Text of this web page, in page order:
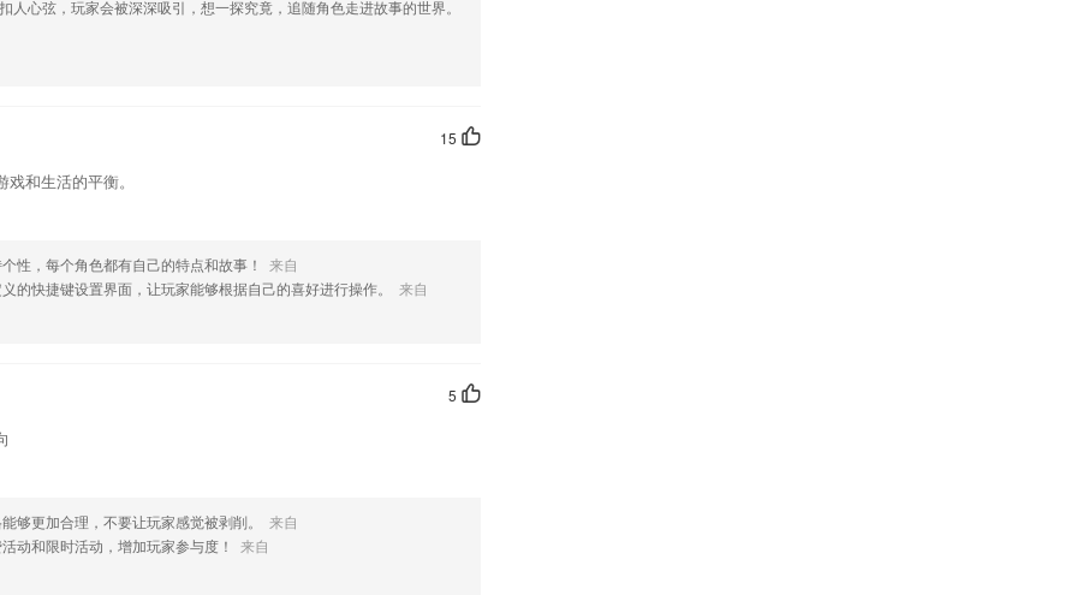
人心弦，玩家会被深深吸引，想一探究竟，追随角色走进故事的世界。
15
和生活的平衡。
性，每个角色都有自己的特点和故事！
来自
的快捷键设置界面，让玩家能够根据自己的喜好进行操作。
来自
5
够更加合理，不要让玩家感觉被剥削。
来自
动和限时活动，增加玩家参与度！
来自